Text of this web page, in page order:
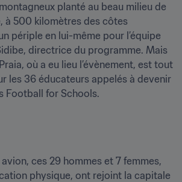
planté au beau milieu de
à 500 kilomètres des côtes
directrice du programme. Mais
où a eu lieu l’évènement, est tout
les 36 éducateurs appelés à devenir
Football for Schools.
ces 29 hommes et 7 femmes,
physique, ont rejoint la capitale